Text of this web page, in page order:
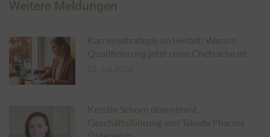
Weitere Meldungen
Karrierestrategie im Herbst: Warum
Qualifizierung jetzt reine Chefsache ist
Kerstin Schorn übernimmt
Geschäftsführung von Takeda Pharma